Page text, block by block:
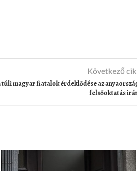
Következő
túli magyar fiatalok érdeklődése az
felsőoktatás